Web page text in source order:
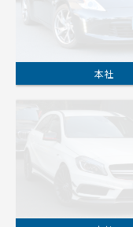
本社